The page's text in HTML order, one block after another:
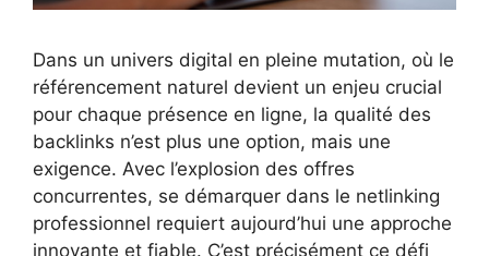
Dans un univers digital en pleine mutation, où le
référencement naturel devient un enjeu crucial
pour chaque présence en ligne, la qualité des
backlinks n’est plus une option, mais une
exigence. Avec l’explosion des offres
concurrentes, se démarquer dans le netlinking
professionnel requiert aujourd’hui une approche
innovante et fiable. C’est précisément ce défi